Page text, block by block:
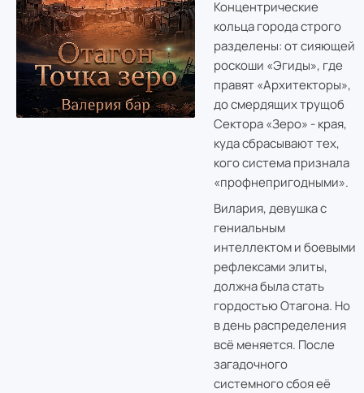
Концентрические
кольца города строго
разделены: от сияющей
роскоши «Эгиды», где
правят «Архитекторы»,
до смердящих трущоб
Сектора «Зеро» - края,
куда сбрасывают тех,
кого система признала
«профнепригодными».
Вилария, девушка с
гениальным
интеллектом и боевыми
рефлексами элиты,
должна была стать
гордостью Отагона. Но
в день распределения
всё меняется. После
загадочного
системного сбоя её